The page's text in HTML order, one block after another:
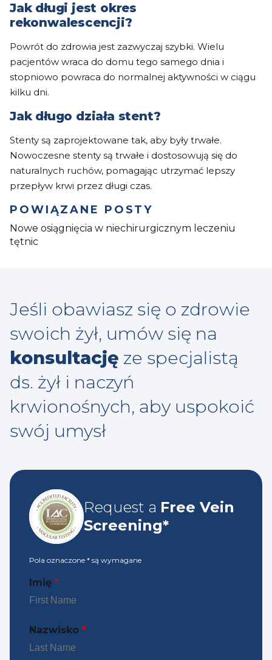
Jak długi jest okres
rekonwalescencji?
Powrót do zdrowia jest zazwyczaj szybki. Wielu
pacjentów wraca do domu tego samego dnia i
stopniowo powraca do normalnej aktywności w ciągu
kilku dni.
Jak długo działa stent?
Stenty są zaprojektowane tak, aby były trwałe.
Nowoczesne stenty są trwałe i dostosowują się do
naturalnych ruchów, pomagając utrzymać lepszy
przepływ krwi przez długi czas.
POWIĄZANE POSTY
Nowe osiągnięcia w niechirurgicznym leczeniu
tętnic
Jeśli obawiasz się o zdrowie
swoich żył, umów się na
konsultację ze specjalistą
ds. żył i naczyń
krwionośnych, aby uspokoić
swój umysł
Request a Free Vein
Screening*
Pola oznaczone * są wymagane
Imię *
Nazwisko *